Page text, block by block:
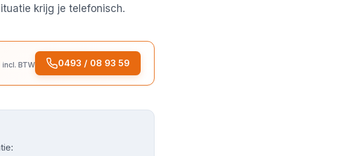
krijg je telefonisch.
incl. BTW 0493 / 08 93 59